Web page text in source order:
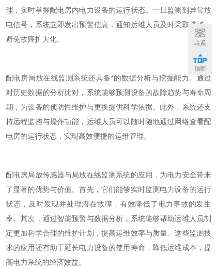
理，实时掌握配电房内电力设备的运行状态。一旦监测到异常放
电信号，系统立即发出预警信息，通知运维人员及时采取措施，
避免故障扩大化。
配电房局放在线监测系统还具备*的数据分析与挖掘能力。通过
对历史数据的分析比对，系统能够预测设备的故障趋势与寿命周
期，为设备的预防性维护与更换提供科学依据。此外，系统还支
持远程监控与操作功能，运维人员可以随时随地通过网络查看配
电房的运行状态，实现高效便捷的运维管理。
配电房局放传感器与局放在线监测系统的应用，为电力安全带来
了显著的优势与价值。首先，它们能够实时监测电力设备的运行
状态，及时发现并处理潜在故障，有效降低了电力事故的发生
率。其次，通过智能预警与数据分析，系统能够帮助运维人员制
定更加科学合理的维护计划，提高运维效率与质量。这些监测技
术的应用还有助于延长电力设备的使用寿命，降低运维成本，提
高电力系统的经济效益。
联系
顶部